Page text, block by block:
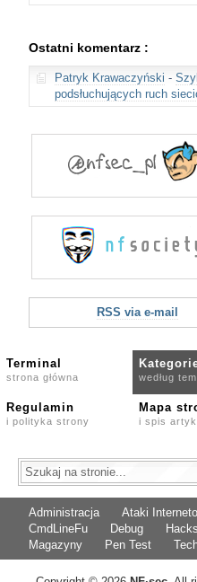
Ostatni komentarz :
Patryk Krawaczyński -
podsłuchujących ruch
RSS via e-mail
Terminal
strona główna według
Regulamin
i polityka strony
Mapa
i spis
Administracja Ataki
CmdLineFu
Debug
Magazyny
Pen Test